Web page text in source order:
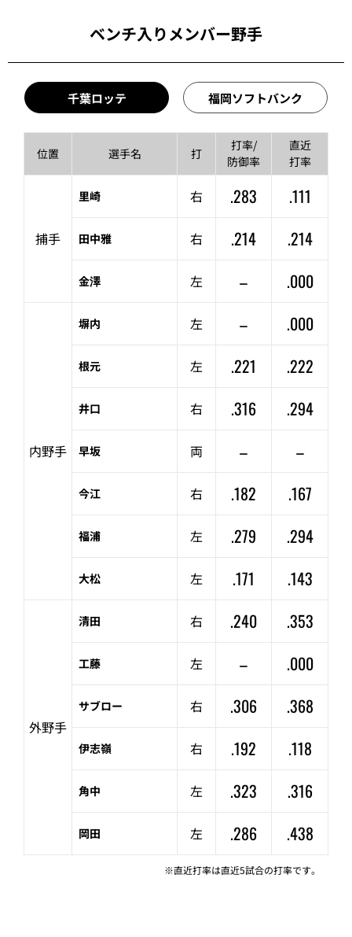
ベンチ入りメンバー野手
千葉ロッテ 福岡ソフトバンク
位置 選手名 打
打率/
防御率
直近
打率
捕手
里崎 右 .283 .111
田中雅 右 .214 .214
金澤 左 – .000
内野手
塀内 左 – .000
根元 左 .221 .222
井口 右 .316 .294
早坂 両 – –
今江 右 .182 .167
福浦 左 .279 .294
大松 左 .171 .143
外野手
清田 右 .240 .353
工藤 左 – .000
サブロー 右 .306 .368
伊志嶺 右 .192 .118
角中 左 .323 .316
岡田 左 .286 .438
※直近打率は直近5試合の打率です。